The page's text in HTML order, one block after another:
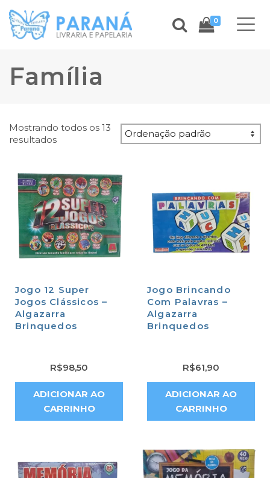
0
Família
Mostrando todos os 13
resultados
Jogo 12 Super
Jogos Clássicos –
Algazarra
Brinquedos
R$98,50
ADICIONAR AO
CARRINHO
Jogo Brincando
Com Palavras –
Algazarra
Brinquedos
R$61,90
ADICIONAR AO
CARRINHO